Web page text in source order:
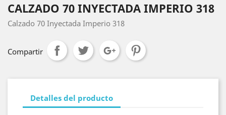
CALZADO 70 INYECTADA IMPERIO 318
Calzado 70 Inyectada Imperio 318
Compartir
Detalles del producto